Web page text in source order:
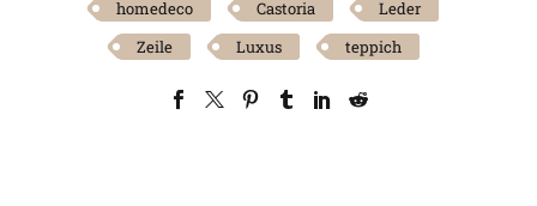
homedeco Castoria
Leder
Zeile
Luxus teppich